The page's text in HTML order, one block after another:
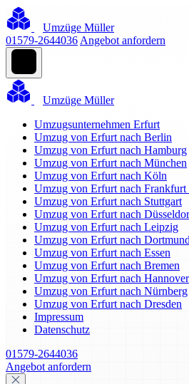
Umzüge Müller
01579-2644036 Angebot anfordern
Umzüge Müller
Umzugsunternehmen Erfurt
Umzug von Erfurt nach Berlin
Umzug von Erfurt nach Hamburg
Umzug von Erfurt nach München
Umzug von Erfurt nach Köln
Umzug von Erfurt nach Frankfurt
Umzug von Erfurt nach Stuttgart
Umzug von Erfurt nach
Umzug von Erfurt nach Leipzig
Umzug von Erfurt nach Dortmund
Umzug von Erfurt nach Essen
Umzug von Erfurt nach Bremen
Umzug von Erfurt nach Hannover
Umzug von Erfurt nach Nürnberg
Umzug von Erfurt nach Dresden
Impressum
Datenschutz
01579-2644036
Angebot anfordern